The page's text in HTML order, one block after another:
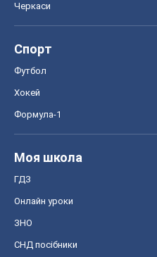
Черкаси
Спорт
Футбол
Хокей
Формула-1
Моя школа
ГДЗ
Онлайн уроки
ЗНО
СНД посібники